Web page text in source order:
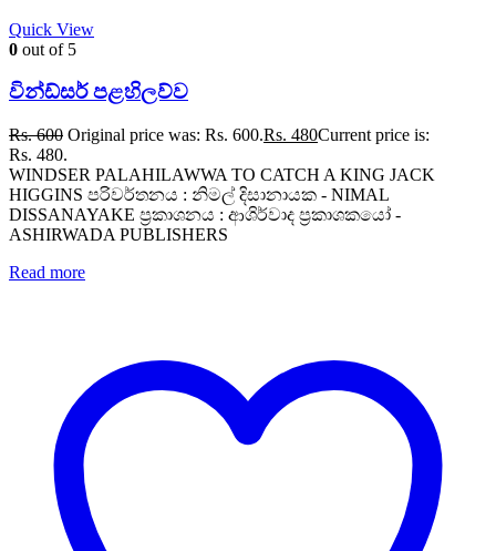
Quick View
0 out of 5
වින්ඩ්සර් පළහිලව්ව
Rs.600 Original price was: Rs. 600.Rs. 480Current price is:
Rs. 480.
WINDSER PALAHILAWWA TO CATCH A KING JACK
HIGGINS පරිවර්තනය : නිමල් දිසානායක - NIMAL
DISSANAYAKE ප්‍රකාශනය : ආශිර්වාද ප්‍රකාශකයෝ -
ASHIRWADA PUBLISHERS
Read more